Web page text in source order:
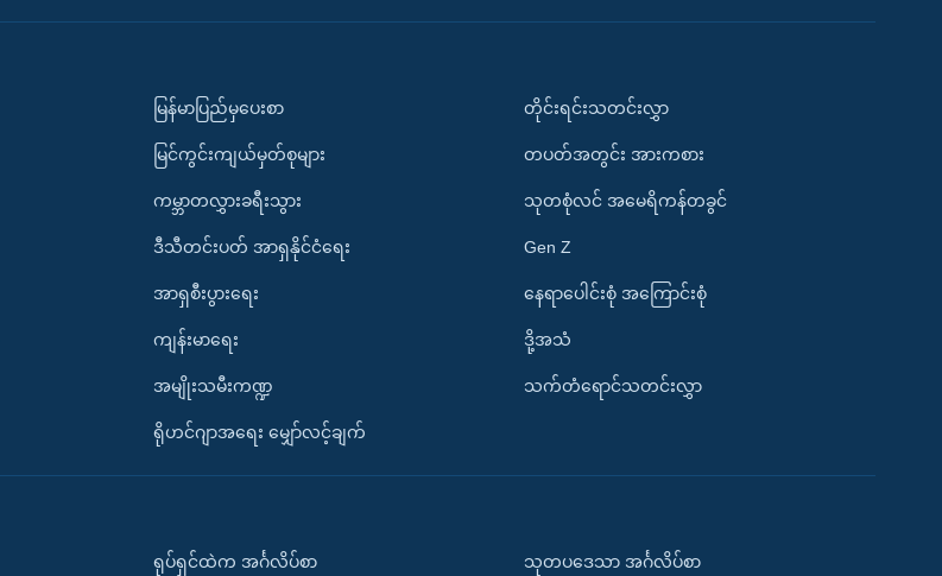
မြန်မာပြည်မှပေးစာ
မြင်ကွင်းကျယ်မှတ်စုများ
ကမ္ဘာတလွှားခရီးသွား
ဒီသီတင်းပတ် အာရှနိုင်ငံရေး
အာရှစီးပွားရေး
ကျန်းမာရေး
အမျိုးသမီးကဏ္ဍ
ရိုဟင်ဂျာအရေး မျှော်လင့်ချက်
တိုင်းရင်းသတင်းလွှာ
တပတ်အတွင်း အားကစား
သုတစုံလင် အမေရိကန်တခွင်
Gen Z
နေရာပေါင်းစုံ အကြောင်းစုံ
ဒို့အသံ
သက်တံရောင်သတင်းလွှာ
ရုပ်ရှင်ထဲက အင်္ဂလိပ်စာ သုတပဒေသာ အင်္ဂလိပ်စာ